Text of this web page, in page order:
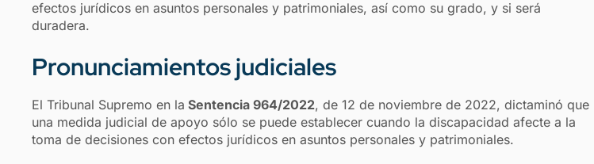
efectos jurídicos en asuntos personales y patrimoniales, así como su grado, y si será
duradera.
Pronunciamientos judiciales
El Tribunal Supremo en la Sentencia 964/2022, de 12 de noviembre de 2022, dictaminó que
una medida judicial de apoyo sólo se puede establecer cuando la discapacidad afecte a la
toma de decisiones con efectos jurídicos en asuntos personales y patrimoniales.